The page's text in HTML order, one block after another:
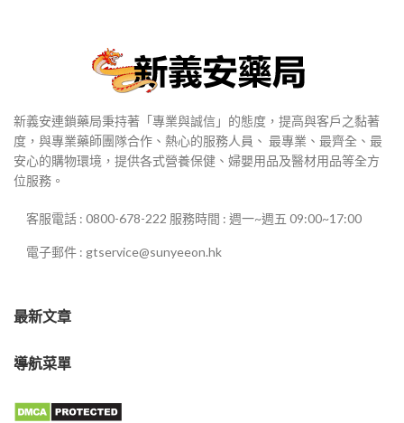
新義安連鎖藥局秉持著「專業與誠信」的態度，提高與客戶之黏著
度，與專業藥師團隊合作、熱心的服務人員、 最專業、最齊全、最
安心的購物環境，提供各式營養保健、婦嬰用品及醫材用品等全方
位服務。
客服電話 : 0800-678-222 服務時間 : 週一~週五 09:00~17:00
電子郵件 : gtservice@sunyeeon.hk
最新文章
導航菜單